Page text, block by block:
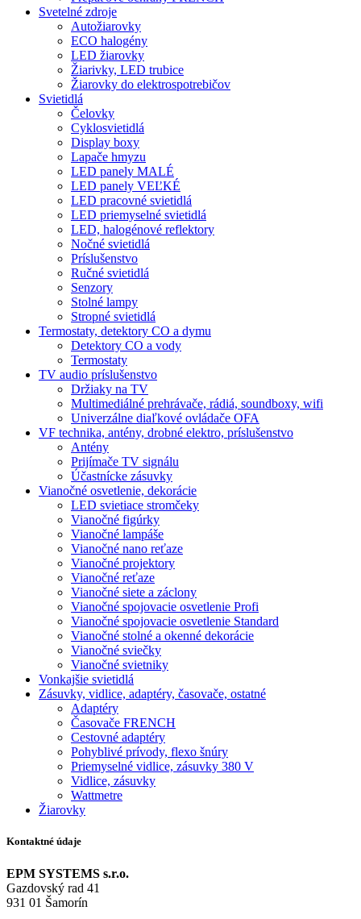
Svetelné zdroje
Autožiarovky
ECO halogény
LED žiarovky
Žiarivky, LED trubice
Žiarovky do elektrospotrebičov
Svietidlá
Čelovky
Cyklosvietidlá
Display boxy
Lapače hmyzu
LED panely MALÉ
LED panely VEĽKÉ
LED pracovné svietidlá
LED priemyselné svietidlá
LED, halogénové reflektory
Nočné svietidlá
Príslušenstvo
Ručné svietidlá
Senzory
Stolné lampy
Stropné svietidlá
Termostaty, detektory CO a dymu
Detektory CO a vody
Termostaty
TV audio príslušenstvo
Držiaky na TV
Multimediálné prehrávače, rádiá, soundboxy, wifi
Univerzálne diaľkové ovládače OFA
VF technika, antény, drobné elektro, príslušenstvo
Antény
Prijímače TV signálu
Účastnícke zásuvky
Vianočné osvetlenie, dekorácie
LED svietiace stromčeky
Vianočné figúrky
Vianočné lampáše
Vianočné nano reťaze
Vianočné projektory
Vianočné reťaze
Vianočné siete a záclony
Vianočné spojovacie osvetlenie Profi
Vianočné spojovacie osvetlenie Standard
Vianočné stolné a okenné dekorácie
Vianočné sviečky
Vianočné svietniky
Vonkajšie svietidlá
Zásuvky, vidlice, adaptéry, časovače, ostatné
Adaptéry
Časovače FRENCH
Cestovné adaptéry
Pohyblivé prívody, flexo šnúry
Priemyselné vidlice, zásuvky 380 V
Vidlice, zásuvky
Wattmetre
Žiarovky
Kontaktné údaje
EPM SYSTEMS s.r.o.
Gazdovský rad 41
931 01 Šamorín